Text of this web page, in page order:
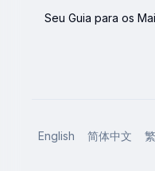
Seu Guia para os
English 简体中文